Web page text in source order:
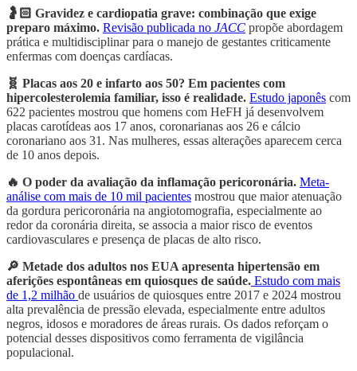
🤰🏻 Gravidez e cardiopatia grave: combinação que exige
preparo máximo. Revisão publicada no JACC propõe abordagem
prática e multidisciplinar para o manejo de gestantes criticamente
enfermas com doenças cardíacas.
🧬 Placas aos 20 e infarto aos 50? Em pacientes com
hipercolesterolemia familiar, isso é realidade. Estudo japonês com
622 pacientes mostrou que homens com HeFH já desenvolvem
placas carotídeas aos 17 anos, coronarianas aos 26 e cálcio
coronariano aos 31. Nas mulheres, essas alterações aparecem cerca
de 10 anos depois.
🔥 O poder da avaliação da inflamação pericoronária. Meta-
análise com mais de 10 mil pacientes mostrou que maior atenuação
da gordura pericoronária na angiotomografia, especialmente ao
redor da coronária direita, se associa a maior risco de eventos
cardiovasculares e presença de placas de alto risco.
🔎 Metade dos adultos nos EUA apresenta hipertensão em
aferições espontâneas em quiosques de saúde. Estudo com mais
de 1,2 milhão de usuários de quiosques entre 2017 e 2024 mostrou
alta prevalência de pressão elevada, especialmente entre adultos
negros, idosos e moradores de áreas rurais. Os dados reforçam o
potencial desses dispositivos como ferramenta de vigilância
populacional.